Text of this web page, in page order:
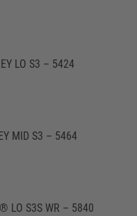
LO S3 – 5424
MID S3 – 5464
LO S3S WR – 5840